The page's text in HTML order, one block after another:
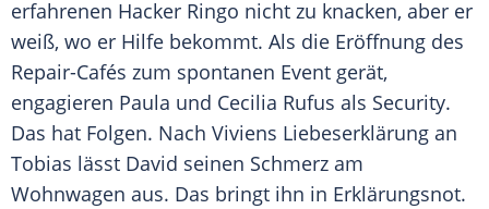
erfahrenen Hacker Ringo nicht zu knacken, aber er
weiß, wo er Hilfe bekommt. Als die Eröffnung des
Repair-Cafés zum spontanen Event gerät,
engagieren Paula und Cecilia Rufus als Security.
Das hat Folgen. Nach Viviens Liebeserklärung an
Tobias lässt David seinen Schmerz am
Wohnwagen aus. Das bringt ihn in Erklärungsnot.